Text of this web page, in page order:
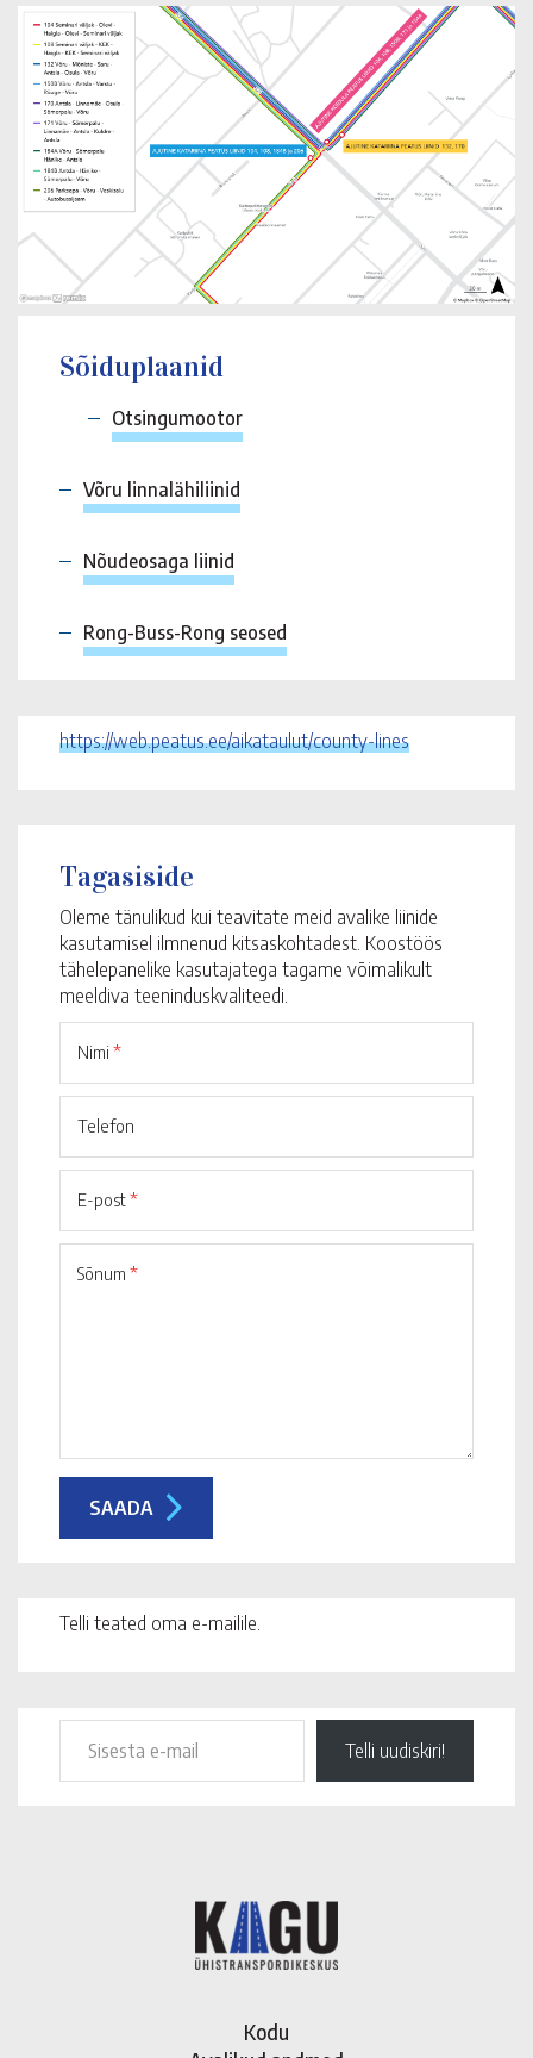
Sõiduplaanid
Otsingumootor
Võru linnalähiliinid
Nõudeosaga liinid
Rong-Buss-Rong seosed
https://web.peatus.ee/aikataulut/county-lines
Tagasiside
Oleme tänulikud kui teavitate meid avalike liinide
kasutamisel ilmnenud kitsaskohtadest. Koostöös
tähelepanelike kasutajatega tagame võimalikult
meeldiva teeninduskvaliteedi.
Nimi *
Telefon
E-post*
Sõnum *
Telli teated oma e-mailile.
Telli uudiskiri!
Kodu